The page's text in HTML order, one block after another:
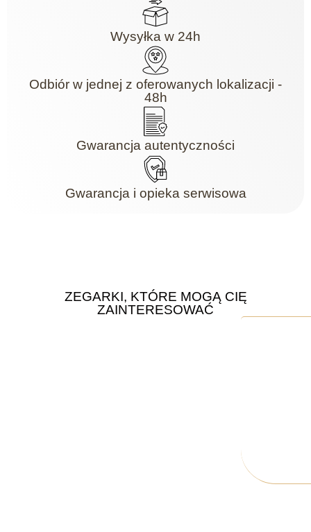
Wysyłka w 24h
Odbiór w jednej z oferowanych lokalizacji -
48h
Gwarancja autentyczności
Gwarancja i opieka serwisowa
ZEGARKI, KTÓRE MOGĄ CIĘ
ZAINTERESOWAĆ